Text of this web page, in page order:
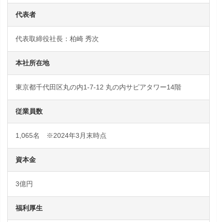
代表者
代表取締役社長：柏崎 秀次
本社所在地
東京都千代田区丸の内1-7-12 丸の内サピアタワー14階
従業員数
1,065名 ※2024年3月末時点
資本金
3億円
福利厚生